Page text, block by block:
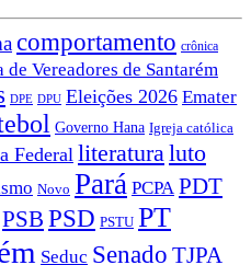
comportamento crônica
de Vereadores de Santarém
DPE DPU Eleições 2026 Emater
Governo Hana Igreja católica
Federal literatura luto
Novo Pará PCPA PDT
PSB PSD PSTU PT
Seduc Senado TJPA